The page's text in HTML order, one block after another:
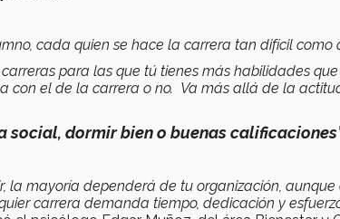
cada quien se hace la carrera tan difícil como
carreras para las que tú tienes más habilidades
con el de la carrera o no. Va más allá de la
social, dormir bien o buenas
la mayoría dependerá de tu organización,
carrera demanda tiempo, dedicación y